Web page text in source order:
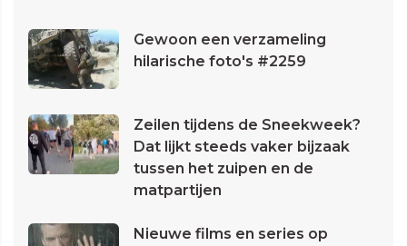
Gewoon een verzameling
hilarische foto's #2259
Zeilen tijdens de Sneekweek?
Dat lijkt steeds vaker bijzaak
tussen het zuipen en de
matpartijen
Nieuwe films en series op